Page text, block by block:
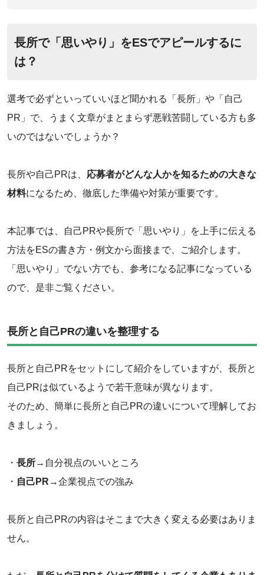
長所で「思いやり」をESでアピールするに
は？
選考で必ずといっていいほど聞かれる「長所」や「自己
PR」で、うまく文章がまとまらず悪戦苦闘している方も多
いのではないでしょうか？
長所や自己PRは、 応募者がどんな人かを知るための大きな
材料になるため、徹底した準備や対策が重要です。
本記事では、自己PRや長所で「思いやり」を上手に伝える
方法をESの書き方・例文から面接まで、ご紹介します。
「思いやり」でない方でも、参考になる記事になっている
ので、是非ご覧ください。
長所と自己PRの違いを整理する
長所と自己PRをセットにして紹介をしていますが、長所と
自己PRは似ているようで若干意味が異なります。
そのため、簡単に長所と自己PRの違いについて理解してお
きましょう。
・ 長所→自分視点のいいところ
・ 自己PR →企業視点での強み
長所と自己PRの内容はそこまで大きく変える必要はありま
せん。